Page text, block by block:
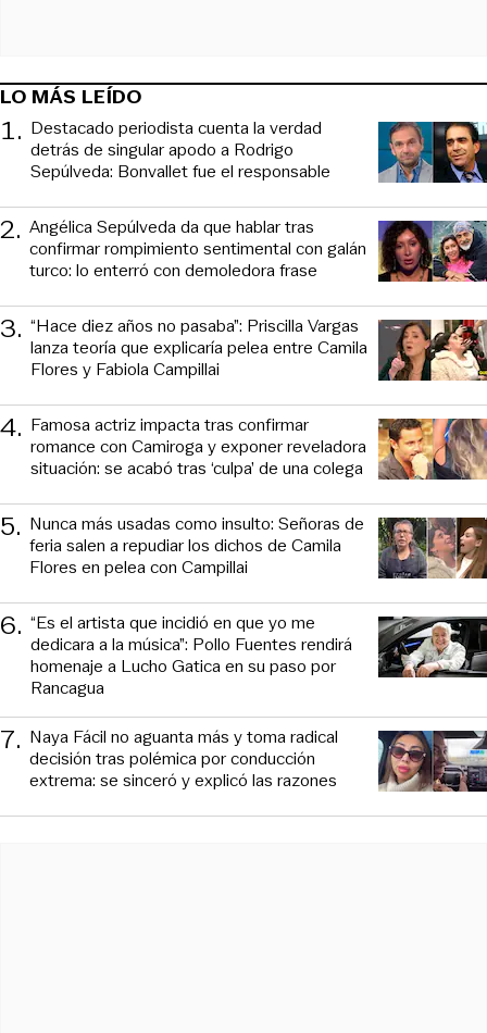
LO MÁS LEÍDO
1. Destacado periodista cuenta la verdad
detrás de singular apodo a Rodrigo
Sepúlveda: Bonvallet fue el responsable
2. Angélica Sepúlveda da que hablar tras
confirmar rompimiento sentimental con galán
turco: lo enterró con demoledora frase
3. “Hace diez años no pasaba”: Priscilla Vargas
lanza teoría que explicaría pelea entre Camila
Flores y Fabiola Campillai
4. Famosa actriz impacta tras confirmar
romance con Camiroga y exponer reveladora
situación: se acabó tras ‘culpa’ de una colega
5. Nunca más usadas como insulto: Señoras de
feria salen a repudiar los dichos de Camila
Flores en pelea con Campillai
6. “Es el artista que incidió en que yo me
dedicara a la música”: Pollo Fuentes rendirá
homenaje a Lucho Gatica en su paso por
Rancagua
7. Naya Fácil no aguanta más y toma radical
decisión tras polémica por conducción
extrema: se sinceró y explicó las razones